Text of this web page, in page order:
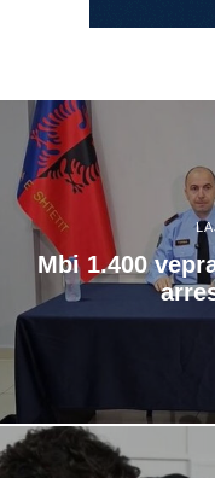
Mbi 1.400